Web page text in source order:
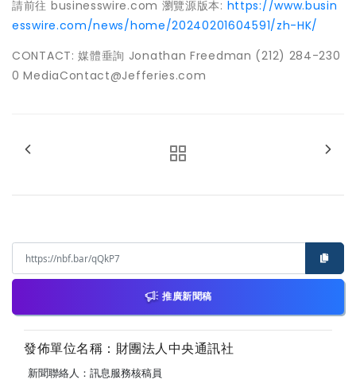
請前往 businesswire.com 瀏覽源版本: https://www.busin
esswire.com/news/home/20240201604591/zh-HK/
CONTACT: 媒體垂詢 Jonathan Freedman (212) 284-230
0 MediaContact@Jefferies.com
推廣新聞稿
發佈單位名稱：財團法人中央通訊社
新聞聯絡人：訊息服務核稿員